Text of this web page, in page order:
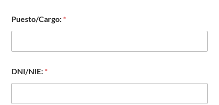
Puesto/Cargo: *
DNI/NIE: *